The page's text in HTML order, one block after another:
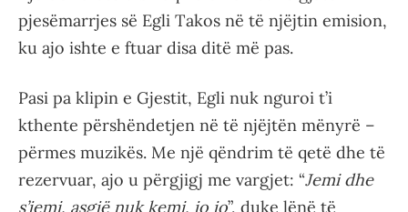
pjesëmarrjes së Egli Takos në të njëjtin emision,
ku ajo ishte e ftuar disa ditë më pas.
Pasi pa klipin e Gjestit, Egli nuk nguroi t’i
kthente përshëndetjen në të njëjtën mënyrë –
përmes muzikës. Me një qëndrim të qetë dhe të
rezervuar, ajo u përgjigj me vargjet: “Jemi dhe
s’jemi, asgjë nuk kemi, jo jo”, duke lënë të